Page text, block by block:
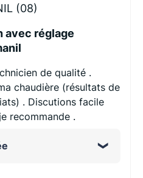
(08)
avec réglage
de qualité .
chaudière (résultats de
. Discutions facile
recommande .